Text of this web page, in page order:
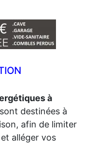
à
destinées à
afin de limiter
alléger vos